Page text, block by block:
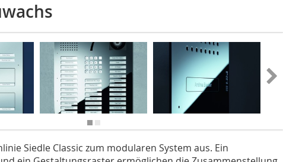
Siedle Classic zum modularen System aus. Ein